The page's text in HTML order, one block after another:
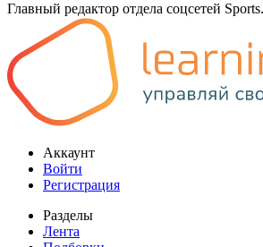
Главный редактор отдела соцсетей
Аккаунт
Войти
Регистрация
Разделы
Лента